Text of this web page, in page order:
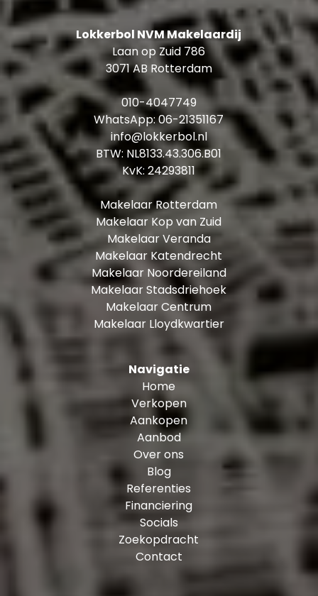
Ontdek op het Noordereiland de leukste tentjes,
als koffiebar Koozie, Fadi’s Eten en Drinken voor
Arabic food en authentiek Café ’t Haventje. Aan
gezelligheid niets te kort! Een groot deel van de
bewoners beoefent een creatief en kunstzinnig
beroep. Dit is ook terug te zien op het eiland,
met veel kunst en creatieve initiatieven.
Vandaar de bijnaam Montmartre aan de Maas!
Ook de Kop van Zuid en Katendrecht, met de
Fenix Food Factory en Foodhallen, liggen in de
directe omgeving waar je kunt genieten van
culinaire of recreatieve uitstapjes.
Indeling:
6e verdieping: entree, hal, separate toiletruimte
met fontein
Woonkamer met open keuken: ± 64 m² met
twee dakramen en een dubbele deur naar het
1e balkon (± 3,5 m²).
Open keuken: voorzien van diverse
inbouwapparatuur t.w. een 5-pits gasfornuis,
oven, afzuigkap, vaatwasser en een
koel-/vriescombinatie
Vanuit de keuken toegang tot het 2e balkon: ±
Slaapkamer I: ± 11 m², met dubbele deuren naar
het 2e balkon: ± 3,5 m²
Slaapkamer II: ± 8 m²
Slaapkamer III: ± 12 m², met toegang tot het 3e
Badkamer: ± 6 m², voorzien van een ligbad,
douchecabine, enkele wastafel.
Berging: ± 4 m², met wasmachine- en
drogeraansluiting.
Lokkerbol NVM Makelaardij
Laan op Zuid 786
3071 AB Rotterdam
010-4047749
WhatsApp:06-21351167
info@lokkerbol.nl
BTW: NL8133.43.306.B01
KvK: 24293811
Makelaar Rotterdam
Makelaar Kop van Zuid
Makelaar Veranda
Makelaar Katendrecht
Makelaar Noordereiland
Makelaar Stadsdriehoek
Makelaar Centrum
Makelaar Lloydkwartier
Navigatie
Home
Verkopen
Aankopen
Aanbod
Over ons
Blog
Referenties
Financiering
Socials
Zoekopdracht
Contact